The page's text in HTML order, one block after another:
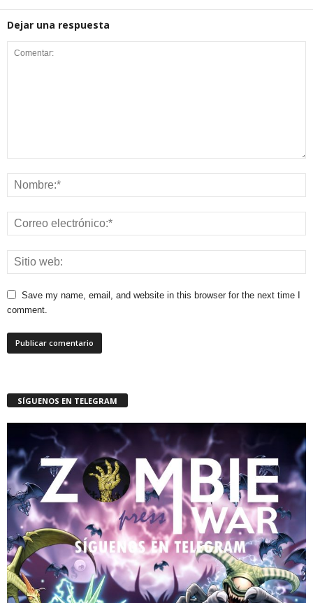
Dejar una respuesta
Save my name, email, and website in this browser for the next time I
comment.
SÍGUENOS EN TELEGRAM